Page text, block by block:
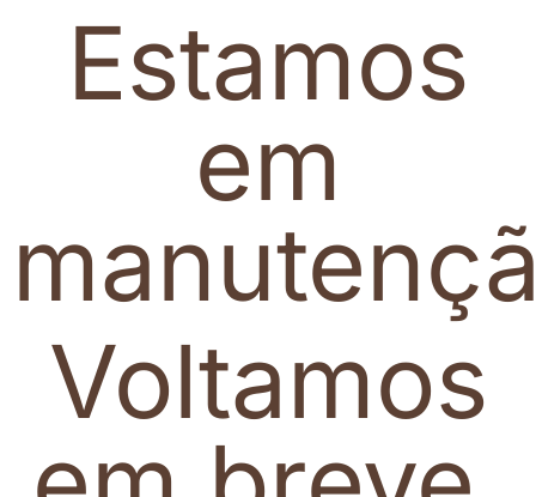
Estamos
em
Voltamos